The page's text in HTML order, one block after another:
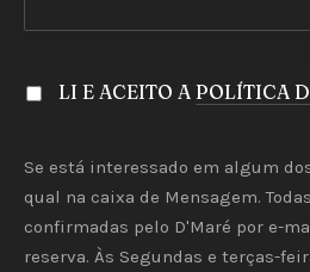
LI E ACEITO A POLÍTICA
Se está interessado em algum
qual na caixa de Mensagem.
confirmadas pelo D'Maré por e-
reserva. Às Segundas e terças-